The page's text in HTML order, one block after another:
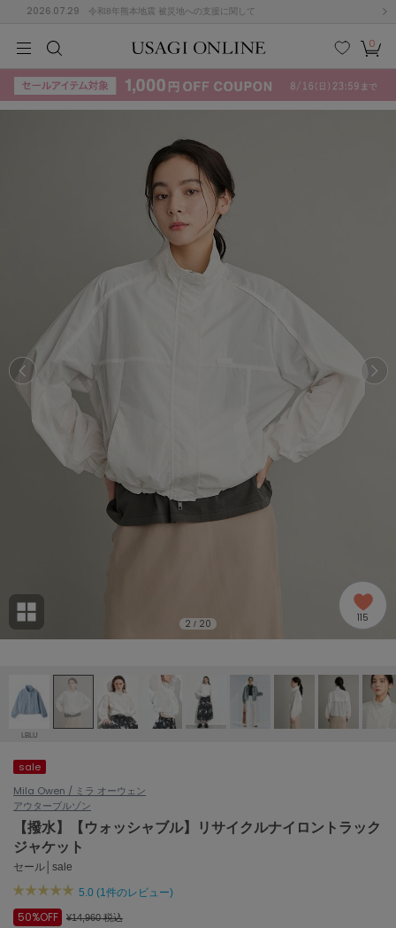
2026.07.29 令和8年熊本地震 被災地への支援に関して
検索
お気
に入
カー
ト
0
KIDSBABYBEAUTYLIFE STYLE
(715)
ームウェア (535)
(121)
ョン雑貨 (865)
/ランジェリー (127)
(124)
KIDSBABYBEAUTYLIFE STYLE
G
N
T U
Y
その
ACYM
アシーム
アディダス
adidas by Stella McCartney
アディダス バイ ステラマッカートニー
Ame no chi Hare
アメノチハレ
ánuans
ànuke
アンヌーク
ASICS
アシックス
Ballelite
バレリット
2 / 20 115
LBLU
sale
Mila Owen / ミラ オーウェン
アウターブルゾン
【撥水】【ウォッシャブル】リサイクルナイロントラック
ジャケット
セール│sale
5.0 (1件のレビュー)
50%OFF ¥14,960税込